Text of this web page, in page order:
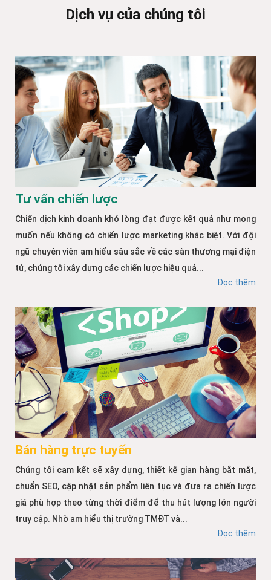
Dịch vụ của chúng tôi
Tư vấn chiến lược
Chiến dịch kinh doanh khó lòng đạt được kết quả như mong
muốn nếu không có chiến lược marketing khác biệt. Với đội
ngũ chuyên viên am hiểu sâu sắc về các sàn thương mại điện
tử, chúng tôi xây dựng các chiến lược hiệu quả...
Đọc thêm
Bán hàng trực tuyến
Chúng tôi cam kết sẽ xây dựng, thiết kế gian hàng bắt mắt,
chuẩn SEO, cập nhật sản phẩm liên tục và đưa ra chiến lược
giá phù hợp theo từng thời điểm để thu hút lượng lớn người
truy cập. Nhờ am hiểu thị trường TMĐT và...
Đọc thêm